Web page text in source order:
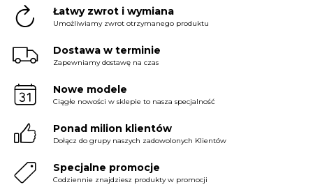
Łatwy zwrot i wymiana
Umożliwiamy zwrot otrzymanego produktu
Dostawa w terminie
Zapewniamy dostawę na czas
Nowe modele
Ciągłe nowości w sklepie to nasza specjalność
Ponad milion klientów
Dołącz do grupy naszych zadowolonych Klientów
Specjalne promocje
Codziennie znajdziesz produkty w promocji